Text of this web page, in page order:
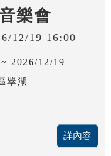
樂會
12/19 16:00
2026/12/19
翠湖